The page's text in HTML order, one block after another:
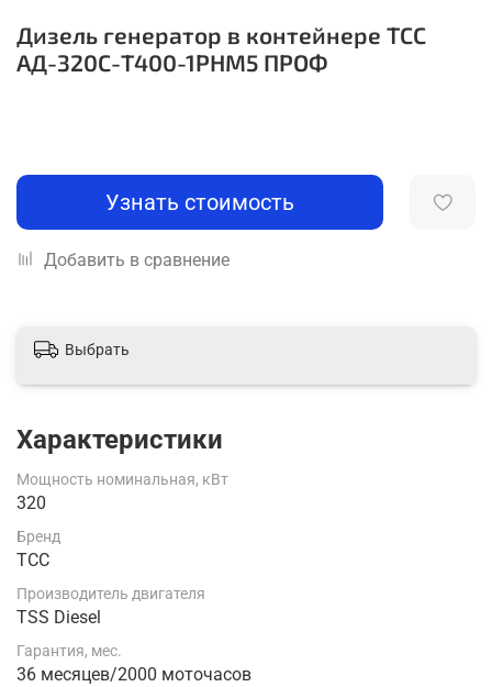
Дизель генератор в контейнере ТСС
АД-320С-Т400-1РНМ5 ПРОФ
Узнать стоимость
Добавить в сравнение
Выбрать
Характеристики
Мощность номинальная, кВт
320
Бренд
ТСС
Производитель двигателя
TSS Diesel
Гарантия, мес.
36 месяцев/2000 моточасов